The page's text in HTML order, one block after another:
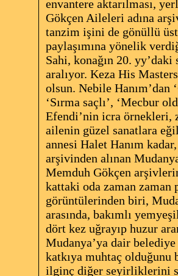
envantere aktarılması,
Gökçen Aileleri adına
tanzim işini de gönüllü
paylaşımına yönelik
Sahi, konağın 20.
aralıyor. Keza His
olsun. Nebile Hanım’dan
‘Sırma saçlı’, ‘Mecbur
Efendi’nin icra örnekleri,
ailenin güzel sanatlara
annesi Halet Hanım
arşivinden alınan
Memduh Gökçen
kattaki oda zaman
görüntülerinden biri,
arasında, bakımlı
dört kez uğrayıp huzur
Mudanya’ya dair
katkıya muhtaç olduğunu
ilginç diğer seyirliklerini